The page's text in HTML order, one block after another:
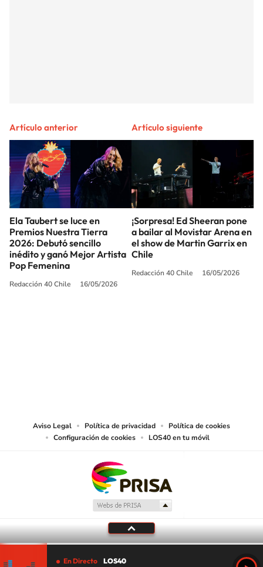
Artículo anterior
Ela Taubert se luce en
Premios Nuestra Tierra
2026: Debutó sencillo
inédito y ganó Mejor Artista
Pop Femenina
Redacción 40 Chile 16/05/2026
Artículo siguiente
¡Sorpresa! Ed Sheeran pone
a bailar al Movistar Arena en
el show de Martin Garrix en
Chile
Redacción 40 Chile 16/05/2026
Aviso Legal Política de privacidad
Política de cookies
Configuración de cookies
LOS40 en tu móvil
En Directo LOS40